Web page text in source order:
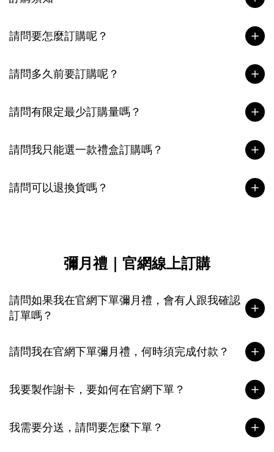
請問要怎麼訂購呢？
請問多久前要訂購呢？
請問有限定最少訂購量嗎？
請問我只能選一款禮盒訂購嗎？
請問可以退換貨嗎？
彌月禮｜官網線上訂購
請問如果我在官網下單彌月禮，會有人跟我確認
訂單嗎？
請問我在官網下單彌月禮，何時須完成付款？
我要製作謝卡，要如何在官網下單？
我需要分送，請問要怎麼下單？